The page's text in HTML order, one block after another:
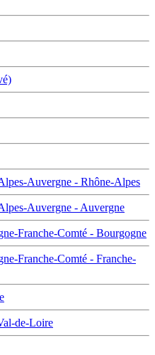
Auvergne - Rhône-Alpes
Auvergne - Auvergne
Franche-Comté - Bourgogne
Franche-Comté - Franche-
de-Loire